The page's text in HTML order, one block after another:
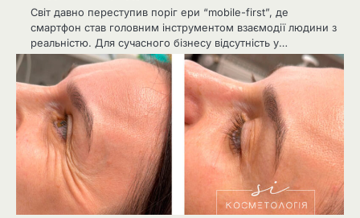
Світ давно переступив поріг ери “mobile-first”, де
смартфон став головним інструментом взаємодії людини з
реальністю. Для сучасного бізнесу відсутність у…